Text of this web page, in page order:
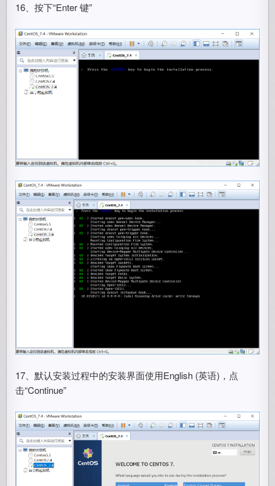
16、按下“Enter 键”
17、默认安装过程中的安装界面使用English (英语)，点
击“Continue”